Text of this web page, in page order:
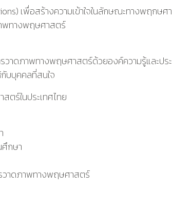
เพื่อสร้างความเข้าใจในลักษณะทางพฤ
พทางพฤษศาสตร์
วาดภาพทางพฤษศาสตร์ด้วยองค์ความรู้และป
กับบุคคลที่สนใจ
ตร์ในประเทศไทย
ศึกษา
วาดภาพทางพฤษศาสตร์